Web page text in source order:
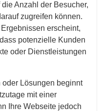
Anzahl der Besucher,
zugreifen können.
erscheint,
potenzielle Kunden
oder Dienstleistungen
Lösungen beginnt
mit einer
Ihre Webseite jedoch